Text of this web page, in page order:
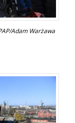
Adam Warżawa